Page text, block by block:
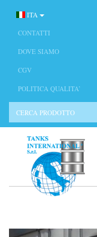
ITA
CONTATTI
DOVE SIAMO
CGV
POLITICA QUALITA’